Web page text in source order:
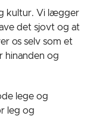
kultur. Vi lægger
det sjovt og at
os selv som et
hinanden og
lege og
leg og